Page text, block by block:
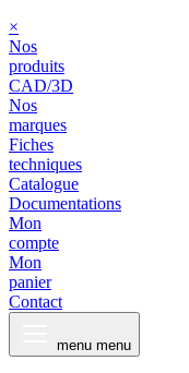
×
Nos
produits
CAD/3D
Nos
marques
Fiches
techniques
Catalogue
Documentations
Mon
compte
Mon
panier
Contact
menu menu